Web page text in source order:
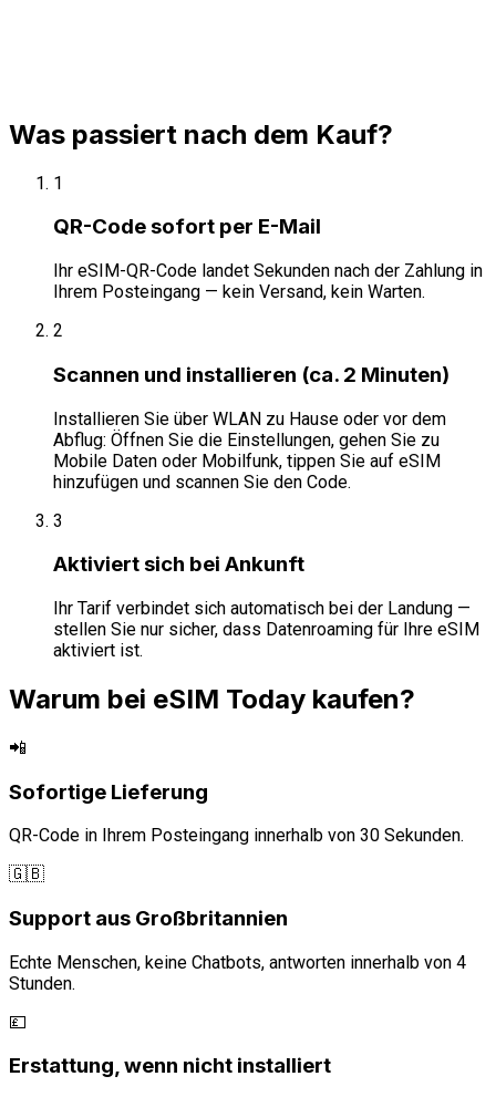
Was passiert nach dem Kauf?
1
QR-Code sofort per E-Mail
Ihr eSIM-QR-Code landet Sekunden nach der Zahlung in
Ihrem Posteingang — kein Versand, kein Warten.
2
Scannen und installieren (ca. 2 Minuten)
Installieren Sie über WLAN zu Hause oder vor dem
Abflug: Öffnen Sie die Einstellungen, gehen Sie zu
Mobile Daten oder Mobilfunk, tippen Sie auf eSIM
hinzufügen und scannen Sie den Code.
3
Aktiviert sich bei Ankunft
Ihr Tarif verbindet sich automatisch bei der Landung —
stellen Sie nur sicher, dass Datenroaming für Ihre eSIM
aktiviert ist.
Warum bei eSIM Today kaufen?
📲
Sofortige Lieferung
QR-Code in Ihrem Posteingang innerhalb von 30 Sekunden.
🇬🇧
Support aus Großbritannien
Echte Menschen, keine Chatbots, antworten innerhalb von 4
Stunden.
💷
Erstattung, wenn nicht installiert